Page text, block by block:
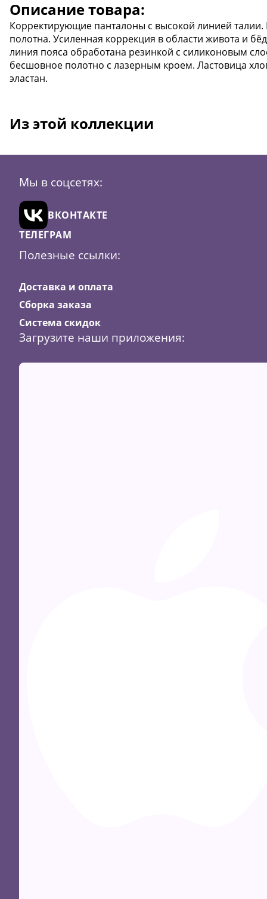
Описание товара:
Корректирующие панталоны с высокой линией талии.
полотна. Усиленная коррекция в области живота и
линия пояса обработана резинкой с силиконовым
бесшовное полотно с лазерным кроем. Ластовица
эластан.
Из этой коллекции
Мы в соцсетях:
ВКОНТАКТЕ
ТЕЛЕГРАМ
Полезные ссылки:
Доставка и оплата
Сборка заказа
Система скидок
Загрузите наши приложения: